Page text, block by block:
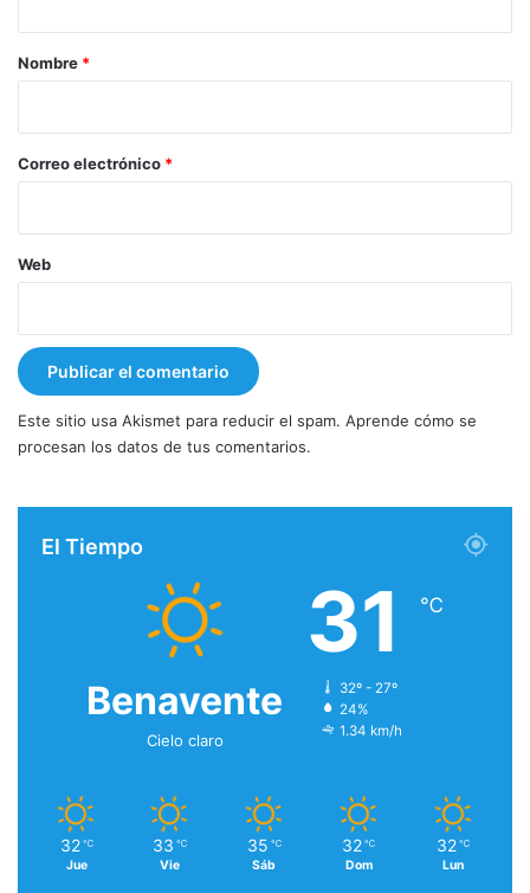
r
*
Nombre *
Correo electrónico *
Web
Este sitio usa Akismet para reducir el spam. Aprende cómo se
procesan los datos de tus comentarios.
El Tiempo
Benavente
Cielo claro
31 ℃
32º - 27º
24%
1.34 km/h
32 ℃
Jue
33 ℃
Vie
35 ℃
Sáb
32 ℃
Dom
32 ℃
Lun